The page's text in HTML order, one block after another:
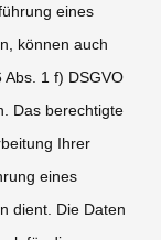
eines
können auch
1 f) DSGVO
Das berechtigte
Ihrer
eines
dient. Die Daten